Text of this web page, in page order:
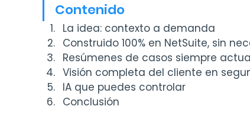
Contenido
La idea: contexto a demanda
Construido 100% en NetSuite, sin
Resúmenes de casos siempre
Visión completa del cliente en
IA que puedes controlar
Conclusión